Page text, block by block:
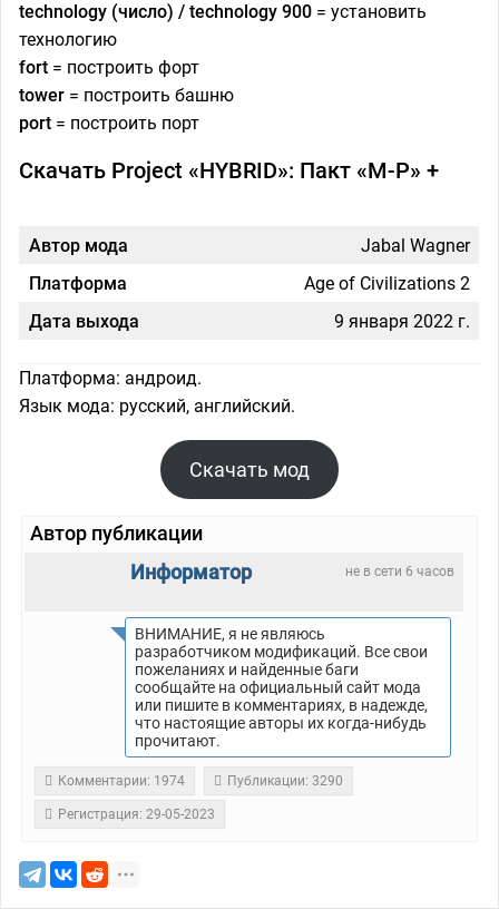
technology (число) / technology 900 = установить
технологию
fort = построить форт
tower = построить башню
port = построить порт
Скачать Project «HYBRID»: Пакт «М-Р» +
Автор мода
Jabal Wagner
Платформа
Age of Civilizations 2
Дата выхода
9 января 2022 г.
Платформа: андроид.
Язык мода: русский, английский.
Скачать мод
Автор публикации
не в сети 6 часов
Информатор
ВНИМАНИЕ, я не являюсь
разработчиком модификаций. Все свои
пожеланиях и найденные баги
сообщайте на официальный сайт мода
или пишите в комментариях, в надежде,
что настоящие авторы их когда-нибудь
прочитают.
Комментарии: 1974 Публикации: 3290
Регистрация: 29-05-2023